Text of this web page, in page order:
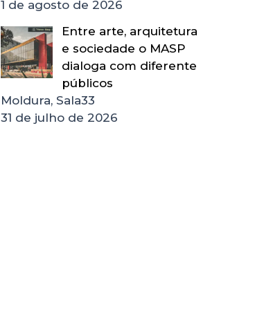
1 de agosto de 2026
Entre arte, arquitetura
e sociedade o MASP
dialoga com diferente
públicos
Moldura, Sala33
31 de julho de 2026